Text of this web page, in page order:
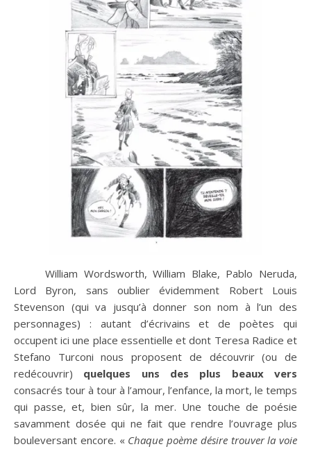
William Wordsworth, William Blake, Pablo Neruda,
Lord Byron, sans oublier évidemment Robert Louis
Stevenson (qui va jusqu’à donner son nom à l’un des
personnages) : autant d’écrivains et de poètes qui
occupent ici une place essentielle et dont Teresa Radice et
Stefano Turconi nous proposent de découvrir (ou de
redécouvrir) quelques uns des plus beaux vers
consacrés tour à tour à l’amour, l’enfance, la mort, le temps
qui passe, et, bien sûr, la mer. Une touche de poésie
savamment dosée qui ne fait que rendre l’ouvrage plus
bouleversant encore. « Chaque poème désire trouver la voie